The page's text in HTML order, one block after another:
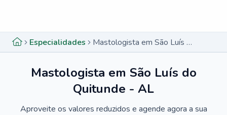
Especialidades Mastologista em São Luís do Quitunde - AL
Mastologista em São Luís do
Quitunde - AL
Aproveite os valores reduzidos e agende agora a sua